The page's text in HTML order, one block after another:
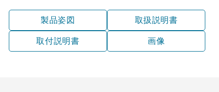
製品姿図 取扱説明書
取付説明書 画像